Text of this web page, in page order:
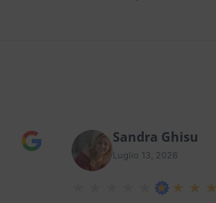
Sandra Ghisu
Luglio 13, 2026